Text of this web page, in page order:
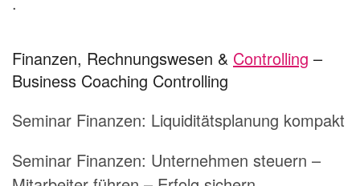
Finanzen, Rechnungswesen & Controlling –
Business Coaching Controlling
Seminar Finanzen: Liquiditätsplanung kompakt
Seminar Finanzen: Unternehmen steuern –